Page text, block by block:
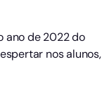
ano de 2022 do
nos alunos,